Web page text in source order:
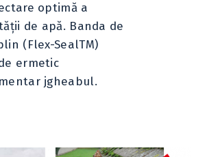
optimă a
de apă. Banda de
(Flex-SealTM)
ermetic
jgheabul.